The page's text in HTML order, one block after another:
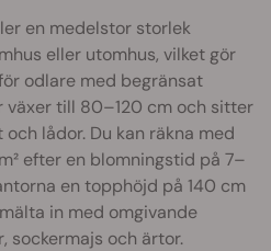
en medelstor storlek
eller utomhus, vilket gör
odlare med begränsat
växer till 80–120 cm och sitter
lådor. Du kan räkna med
efter en blomningstid på 7–
en topphöjd på 140 cm
in med omgivande
sockermajs och ärtor.